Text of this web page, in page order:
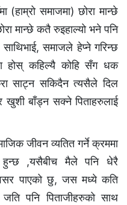
(हाम्रो समाजमा) छोरा मान्छे
मान्छे कतै रुइहाल्यो भने पनि
समाजले हेप्ने गरिन्छ
होस् कहिल्यै कोहि सँग धक
साट्न सकिदैन त्यसैले दिल
खुशी बाँड्न सक्ने पिताहरुलाई
जीवन व्यतित गर्ने क्रममा
,यसैबीच मैले पनि धेरै
पाएको छु, जस मध्ये कति
पनि पिताजीहरुको साथ